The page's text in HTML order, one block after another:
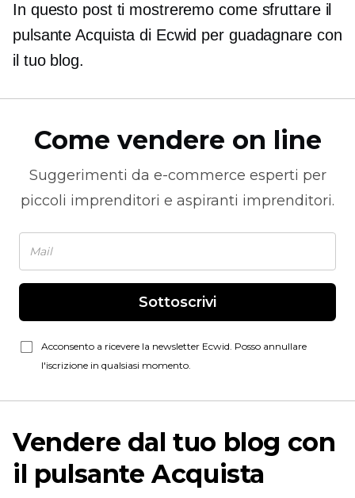
In questo post ti mostreremo come sfruttare il
pulsante Acquista di Ecwid per guadagnare con
il tuo blog.
Come vendere on line
Suggerimenti da e-commerce esperti per
piccoli imprenditori e aspiranti imprenditori.
Sottoscrivi
Acconsento a ricevere la newsletter Ecwid. Posso annullare
l'iscrizione in qualsiasi momento.
Vendere dal tuo blog con
il pulsante Acquista